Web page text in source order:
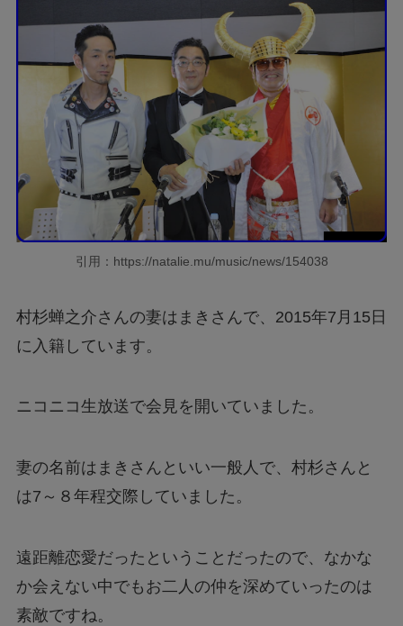
引用：https://natalie.mu/music/news/154038
村杉蝉之介さんの妻はまきさんで、2015年7月15日
に入籍しています。
ニコニコ生放送で会見を開いていました。
妻の名前はまきさんといい一般人で、村杉さんと
は7～８年程交際していました。
遠距離恋愛だったということだったので、なかな
か会えない中でもお二人の仲を深めていったのは
素敵ですね。